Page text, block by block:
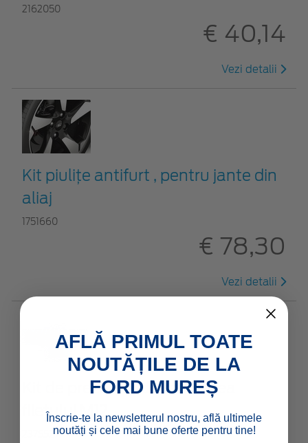
2162050
€ 40,14
Vezi detalii
Kit piuliţe antifurt , pentru jante din
aliaj
1751660
€ 78,30
Vezi detalii
Kit de prezoane dimensiunea
filetului M12
2375527
AFLĂ PRIMUL TOATE
NOUTĂȚILE DE LA
FORD MUREȘ
Înscrie-te la newsletterul nostru, află ultimele
noutăți și cele mai bune oferte pentru tine!